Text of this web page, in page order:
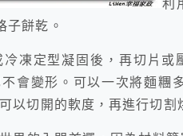
利
子餅乾。
冷凍定型凝固後，再切片
會變形。可以一次將麵糰
以切開的軟度，再進行切割